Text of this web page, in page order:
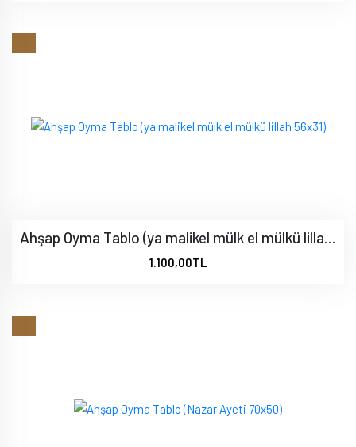
Ahşap Oyma Tablo (ya malikel mülk el mülkü lillah 56x31)
1.100,00TL